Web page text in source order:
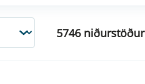
5746 niðurstöður